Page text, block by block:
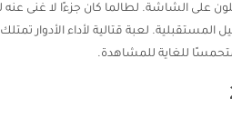
على الشاشة. لطالما كان جزءًا لا غنى
للغاية للمشاهدة.